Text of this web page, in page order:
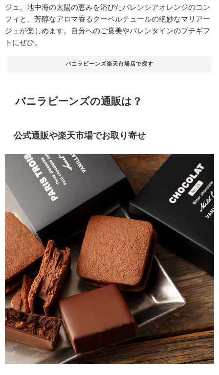
ジュ。地中海の太陽の恵みを浴びたバレンシアオレンジのコン
フィと、芳醇なアロマ香るクーベルチュールの絶妙なマリアー
ジュが楽しめます。自分へのご褒美やバレンタインのプチギフ
トにぜひ。
バニラビーンズ楽天市場店で探す
バニラビーンズの通販は？
公式通販や楽天市場でお取り寄せ